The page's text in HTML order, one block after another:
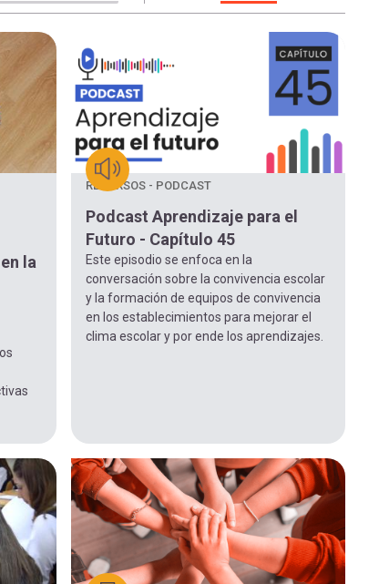
la
RECURSOS - PODCAST
Podcast Aprendizaje para el
Futuro - Capítulo 45
Este episodio se enfoca en la
conversación sobre la convivencia escolar
y la formación de equipos de convivencia
en los establecimientos para mejorar el
clima escolar y por ende los aprendizajes.